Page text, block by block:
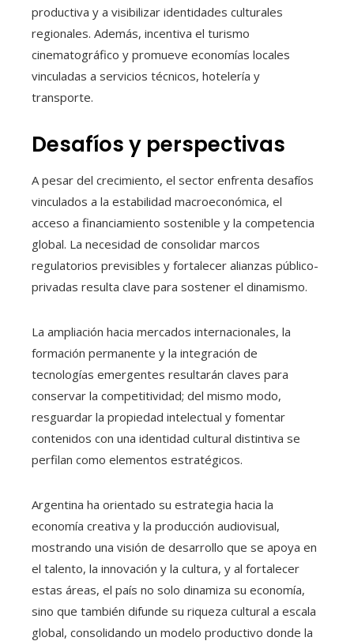
productiva y a visibilizar identidades culturales
regionales. Además, incentiva el turismo
cinematográfico y promueve economías locales
vinculadas a servicios técnicos, hotelería y
transporte.
Desafíos y perspectivas
A pesar del crecimiento, el sector enfrenta desafíos
vinculados a la estabilidad macroeconómica, el
acceso a financiamiento sostenible y la competencia
global. La necesidad de consolidar marcos
regulatorios previsibles y fortalecer alianzas público-
privadas resulta clave para sostener el dinamismo.
La ampliación hacia mercados internacionales, la
formación permanente y la integración de
tecnologías emergentes resultarán claves para
conservar la competitividad; del mismo modo,
resguardar la propiedad intelectual y fomentar
contenidos con una identidad cultural distintiva se
perfilan como elementos estratégicos.
Argentina ha orientado su estrategia hacia la
economía creativa y la producción audiovisual,
mostrando una visión de desarrollo que se apoya en
el talento, la innovación y la cultura, y al fortalecer
estas áreas, el país no solo dinamiza su economía,
sino que también difunde su riqueza cultural a escala
global, consolidando un modelo productivo donde la